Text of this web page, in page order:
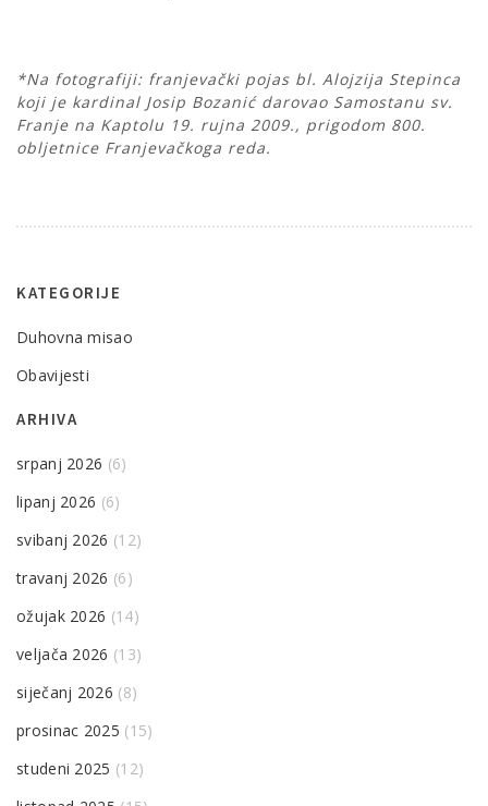
*Na fotografiji: franjevački pojas bl. Alojzija Stepinca
koji je kardinal Josip Bozanić darovao Samostanu sv.
Franje na Kaptolu 19. rujna 2009., prigodom 800.
obljetnice Franjevačkoga reda.
KATEGORIJE
Duhovna misao
Obavijesti
ARHIVA
srpanj 2026 (6)
lipanj 2026 (6)
svibanj 2026 (12)
travanj 2026 (6)
ožujak 2026 (14)
veljača 2026 (13)
siječanj 2026 (8)
prosinac 2025 (15)
studeni 2025 (12)